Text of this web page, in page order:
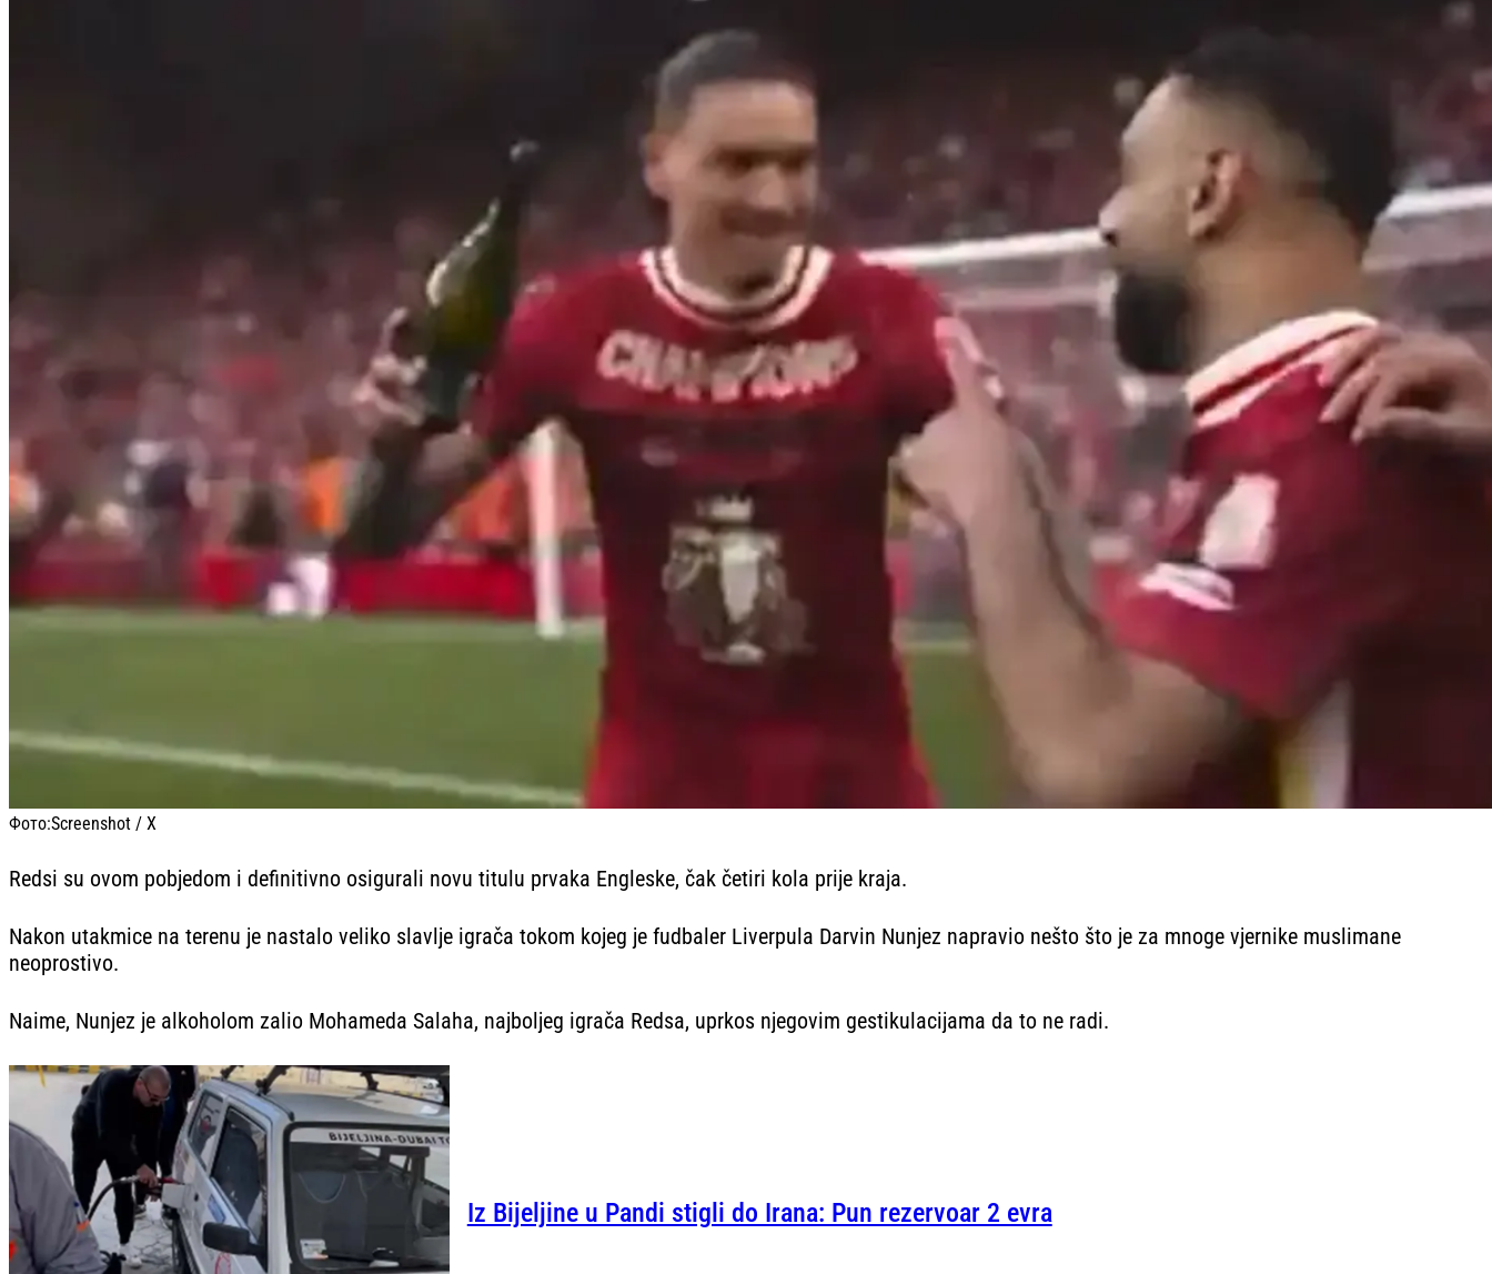
Фото:Screenshot / X
Redsi su ovom pobjedom i definitivno osigurali novu titulu prvaka Engleske, čak četiri kola prije kraja.
Nakon utakmice na terenu je nastalo veliko slavlje igrača tokom kojeg je fudbaler Liverpula Darvin Nunjez napravio nešto što je za mnoge vjernike muslimane
neoprostivo.
Naime, Nunjez je alkoholom zalio Mohameda Salaha, najboljeg igrača Redsa, uprkos njegovim gestikulacijama da to ne radi.
Iz Bijeljine u Pandi stigli do Irana: Pun rezervoar 2 evra